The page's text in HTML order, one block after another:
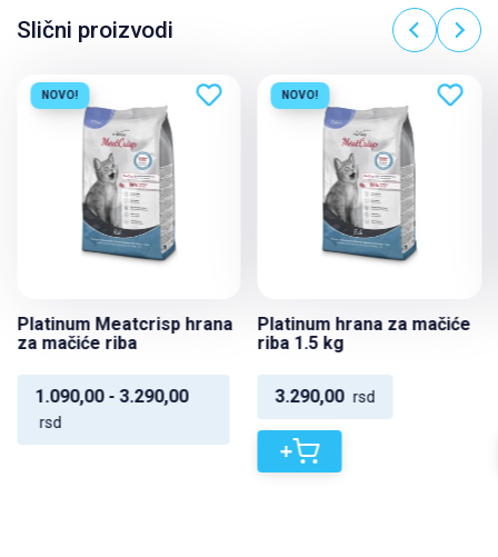
Slični proizvodi
NOVO!
Platinum Meatcrisp hrana
za mačiće riba
1.090,00 - 3.290,00
rsd
NOVO!
Platinum hrana za mačiće
riba 1.5 kg
3.290,00 rsd
+